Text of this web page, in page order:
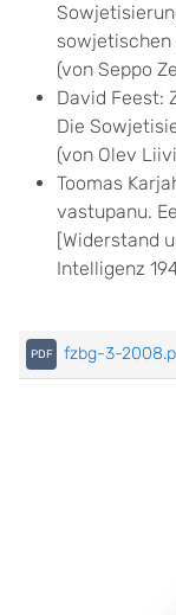
sowjetischen
(von Seppo
David Feest:
Die
(von Olev
Toomas
vastupanu.
[Widerstand
Intelligenz
fzbg-3-